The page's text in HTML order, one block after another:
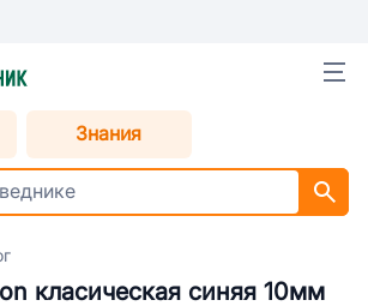
Знания
класическая синяя 10мм